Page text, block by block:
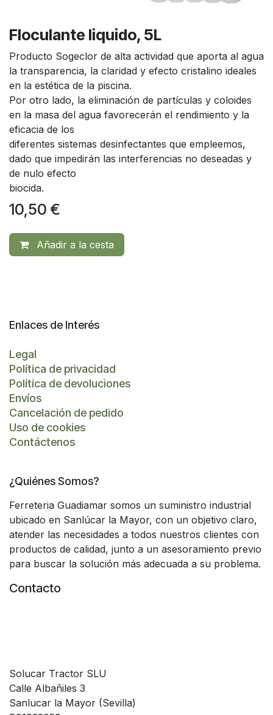
Floculante liquido, 5L
Producto Sogeclor de alta actividad que aporta al agua
la transparencia, la claridad y efecto cristalino ideales
en la estética de la piscina.
Por otro lado, la eliminación de partículas y coloides
en la masa del agua favorecerán el rendimiento y la
eficacia de los
diferentes sistemas desinfectantes que empleemos,
dado que impedirán las interferencias no deseadas y
de nulo efecto
biocida.
10,50 €
Añadir a la cesta
Enlaces de Interés
Legal
Política de privacidad
Política de devoluciones
Envíos
Cancelación de pedido
Uso de cookies
Contáctenos
¿Quiénes Somos?
Ferreteria Guadiamar somos un suministro industrial
ubicado en Sanlúcar la Mayor, con un objetivo claro,
atender las necesidades a todos nuestros clientes con
productos de calidad, junto a un asesoramiento previo
para buscar la solución más adecuada a su problema.
Contacto
Solucar Tractor SLU
Calle Albañiles 3
Sanlucar la Mayor (Sevilla)